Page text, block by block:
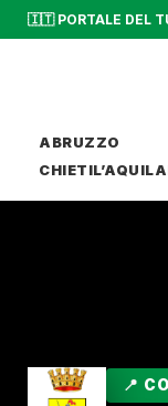
🇮🇹 PORTALE DEL
ABRUZZO
CHIETIL’AQUILA
📍